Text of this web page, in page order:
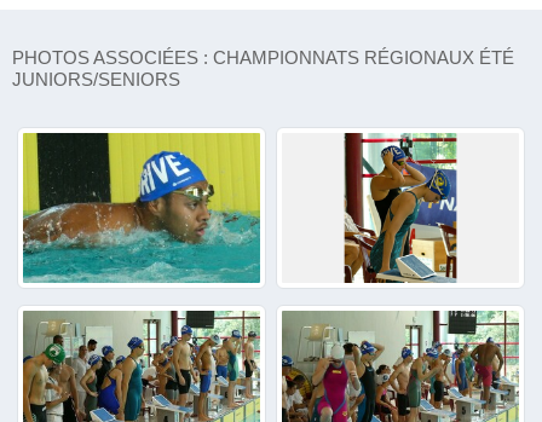
PHOTOS ASSOCIÉES : CHAMPIONNATS RÉGIONAUX ÉTÉ
JUNIORS/SENIORS